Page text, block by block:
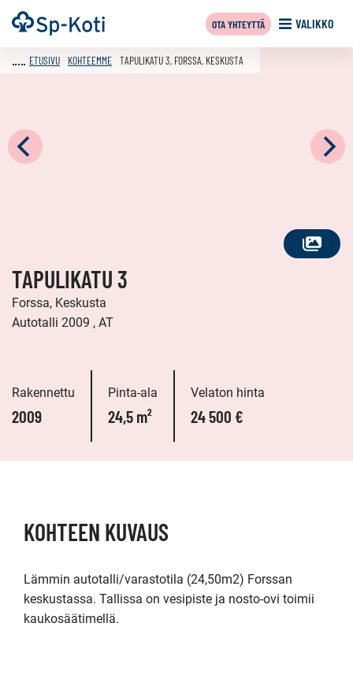
Siirry
sisältöön
Etusivu VALIKKO
OTA YHTEYTTÄ
KATSO
ETUSIVU KOHTEEMME TAPULIKATU 3, FORSSA, KESKUSTA
TAPULIKATU 3
Forssa, Keskusta
Autotalli 2009 , AT
Rakennettu
2009
Pinta-ala
24,5 m²
Velaton hinta
24 500 €
KOHTEEN KUVAUS
Lämmin autotalli/varastotila (24,50m2) Forssan
keskustassa. Tallissa on vesipiste ja nosto-ovi toimii
kaukosäätimellä.